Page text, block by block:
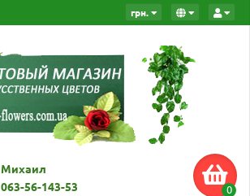
грн.
Михаил
063-56-143-53
0